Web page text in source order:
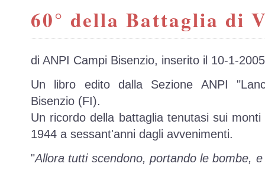
60° della Battaglia di
di ANPI Campi Bisenzio, inserito il 10-1-2005
Un libro edito dalla Sezione ANPI
Bisenzio (FI).
Un ricordo della battaglia tenutasi sui
1944 a sessant'anni dagli avvenimenti.
"Allora tutti scendono, portando le bombe,